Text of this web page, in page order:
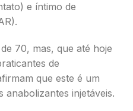
e íntimo de
70, mas, que até hoje
de
que este é um
anabolizantes injetáveis.